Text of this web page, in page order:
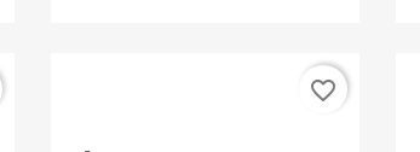
favorite_border